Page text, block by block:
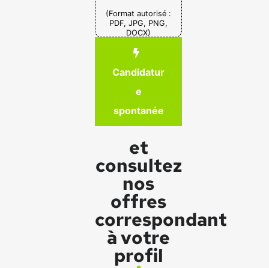
(Format autorisé :
PDF, JPG, PNG,
DOCX)
Candidatur
e
spontanée
et
consultez
nos
offres
correspondant
à votre
profil